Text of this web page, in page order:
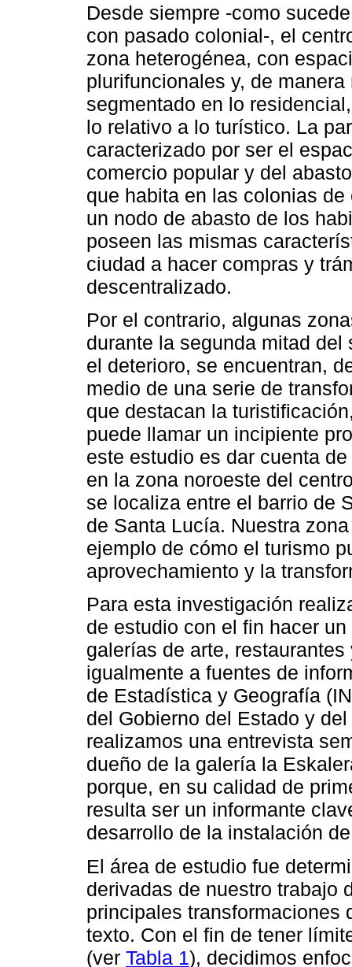
Desde siempre -como
con pasado colonial-, el
zona heterogénea, con
plurifuncionales y, de
segmentado en lo
lo relativo a lo turístico. La
caracterizado por ser el
comercio popular y del
que habita en las colonias
un nodo de abasto de los
poseen las mismas
ciudad a hacer compras y
descentralizado.
Por el contrario, algunas
durante la segunda mitad
el deterioro, se encuentran,
medio de una serie de
que destacan la
puede llamar un incipiente
este estudio es dar cuenta
en la zona noroeste del
se localiza entre el barrio de
de Santa Lucía. Nuestra
ejemplo de cómo el turismo
aprovechamiento y la
Para esta investigación
de estudio con el fin hacer
galerías de arte,
igualmente a fuentes de
de Estadística y Geografía
del Gobierno del Estado y
realizamos una entrevista
dueño de la galería la
porque, en su calidad de
resulta ser un informante
desarrollo de la instalación
El área de estudio fue
derivadas de nuestro trabajo
principales transformaciones
texto. Con el fin de tener
(ver Tabla 1), decidimos